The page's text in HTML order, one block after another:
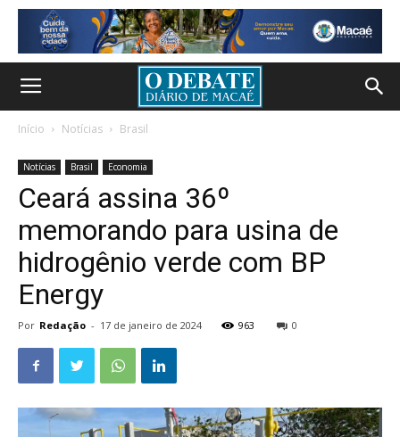
Início Notícias Brasil
Notícias Brasil Economia
Ceará assina 36º
memorando para usina de
hidrogênio verde com BP
Energy
Por Redação - 17 de janeiro de 2024 963 0